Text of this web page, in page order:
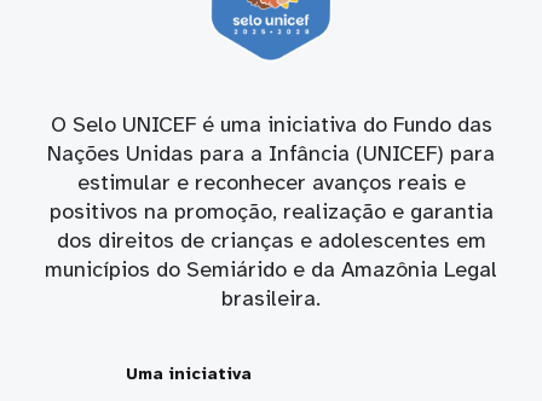
O Selo UNICEF é uma iniciativa do Fundo das
Nações Unidas para a Infância (UNICEF) para
estimular e reconhecer avanços reais e
positivos na promoção, realização e garantia
dos direitos de crianças e adolescentes em
municípios do Semiárido e da Amazônia Legal
brasileira.
Uma iniciativa